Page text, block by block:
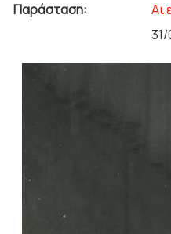
Παράσταση: Αι